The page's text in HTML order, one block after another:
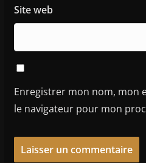
Site web
Enregistrer mon nom, mon
le navigateur pour mon